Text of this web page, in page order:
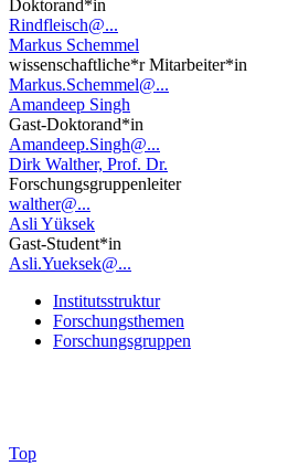
Doktorand*in
Rindfleisch@...
Markus Schemmel
wissenschaftliche*r Mitarbeiter*in
Markus.Schemmel@...
Amandeep Singh
Gast-Doktorand*in
Amandeep.Singh@...
Dirk Walther, Prof. Dr.
Forschungsgruppenleiter
walther@...
Asli Yüksek
Gast-Student*in
Asli.Yueksek@...
Institutsstruktur
Forschungsthemen
Forschungsgruppen
Top